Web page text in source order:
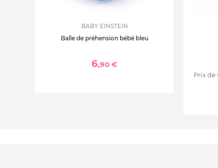
BABY EINSTEIN
Balle de préhension bébé bleu
6,90 €
Prix de